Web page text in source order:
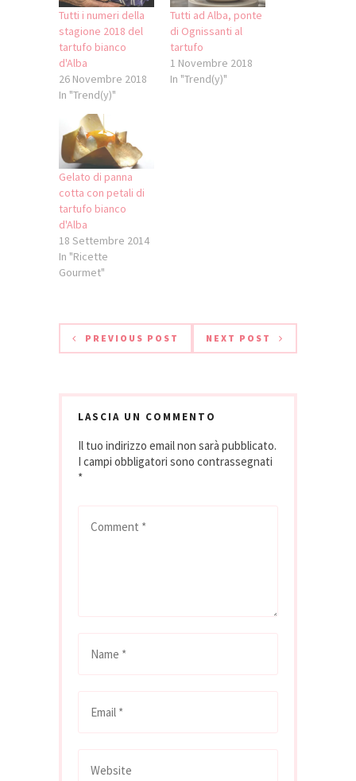
Tutti i numeri della
stagione 2018 del
tartufo bianco
d'Alba
26 Novembre 2018
In "Trend(y)"
Tutti ad Alba, ponte
di Ognissanti al
tartufo
1 Novembre 2018
In "Trend(y)"
Gelato di panna
cotta con petali di
tartufo bianco
d'Alba
18 Settembre 2014
In "Ricette
Gourmet"
PREVIOUS POST NEXT POST
LASCIA UN COMMENTO
Il tuo indirizzo email non sarà pubblicato.
I campi obbligatori sono contrassegnati
*